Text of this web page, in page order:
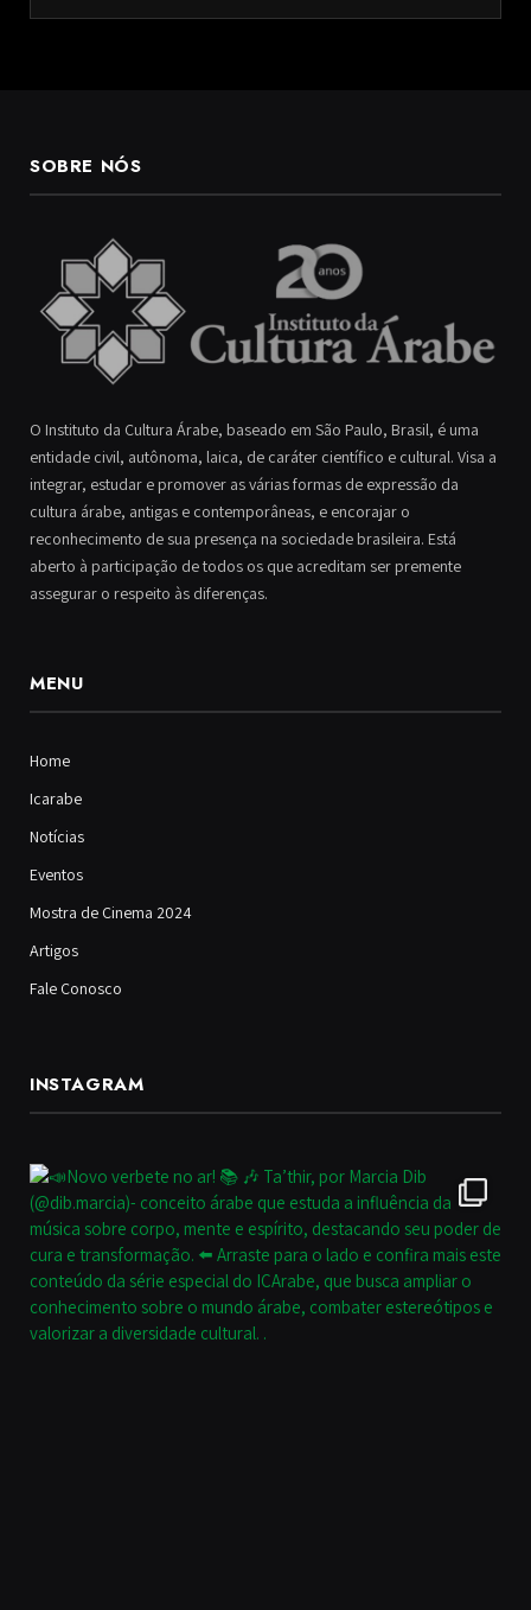
SOBRE NÓS
O Instituto da Cultura Árabe, baseado em São Paulo, Brasil, é uma
entidade civil, autônoma, laica, de caráter científico e cultural. Visa a
integrar, estudar e promover as várias formas de expressão da
cultura árabe, antigas e contemporâneas, e encorajar o
reconhecimento de sua presença na sociedade brasileira. Está
aberto à participação de todos os que acreditam ser premente
assegurar o respeito às diferenças.
MENU
Home
Icarabe
Notícias
Eventos
Mostra de Cinema 2024
Artigos
Fale Conosco
INSTAGRAM